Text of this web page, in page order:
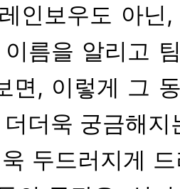
인보우도 아닌
름을 알리고
면, 이렇게 그
더욱 궁금해
두드러지게